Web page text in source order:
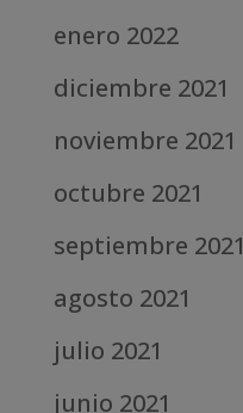
enero 2022
diciembre 2021
noviembre 2021
octubre 2021
septiembre 2021
agosto 2021
julio 2021
junio 2021